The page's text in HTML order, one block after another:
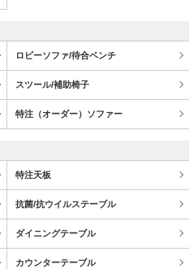
ロビーソファ/待合ベンチ
スツール/補助椅子
特注（オーダー）ソファー
特注天板
抗菌/抗ウイルステーブル
ダイニングテーブル
カウンターテーブル